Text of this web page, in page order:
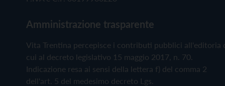
Amministrazione trasparente
Vita Trentina percepisce i contributi pubblici all'editoria
cui al decreto legislativo 15 maggio 2017, n. 70.
Indicazione resa ai sensi della lettera f) del comma 2
dell'art. 5 del medesimo decreto Lgs.